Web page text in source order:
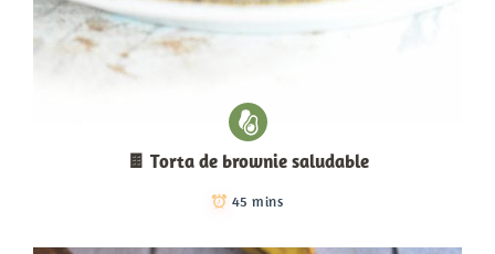
🍫 Torta de brownie saludable
45 mins